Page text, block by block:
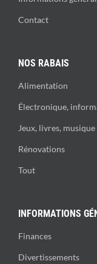
Contact
NOS RABAIS
Alimentation
Électronique,
Jeux, livres, musique
Rénovations
Tout
INFORMATIONS
Finances
Divertissements